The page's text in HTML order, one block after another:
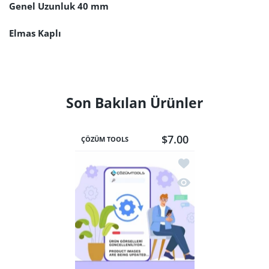
Genel Uzunluk 40 mm
Elmas Kaplı
Son Bakılan Ürünler
ÇÖZÜM TOOLS $7.00
İstek listesine ekle
Hızlı Görünüm